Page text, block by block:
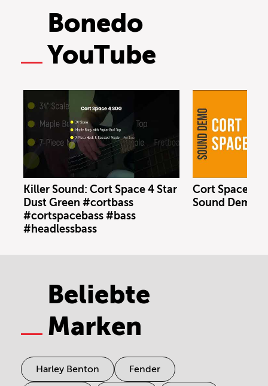
Bonedo
YouTube
Killer Sound: Cort Space 4 Star
Dust Green #cortbass
#cortspacebass #bass
#headlessbass
Cort Space 4
Sound Demo
Beliebte
Marken
Harley Benton Fender